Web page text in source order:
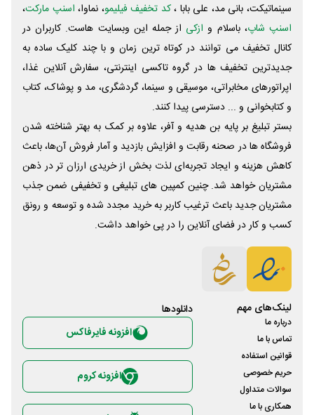
سینماتیکت، بانی مد، علی‌ بابا ،کد تخفیف فیلیمو، نماوا، اسنپ مارکت،
اسنپ شاپ، باسلام و ازکی از جمله این وبسایت ‌هاست. کاربران در
کانال تخفیف می توانند در کوتاه ترین زمان و با چند کلیک ساده به
جدیدترین تخفیف ها در گروه تاکسی اینترنتی، سفارش آنلاین غذا،
اپراتورهای مخابراتی، موسیقی و سینما، گردشگری، مد و پوشاک، کتاب
و کتابخوانی و ... دسترسی پیدا کنند.
بستر تبلیغ بر پایه بن هدیه و آفر، علاوه بر کمک به بهتر شناخته شدن
فروشگاه ها در صحنه رقابت و افزایش بازدید و آمار فروش آن‌ها، باعث
کاهش هزینه و ایجاد تجربه‌ای لذت بخش از خریدی ارزان تر در ذهن
مشتریان خواهد شد. چنین کمپین های تبلیغی و تخفیفی ضمن جذب
مشتریان جدید باعث ترغیب کاربر به خرید مجدد شده و توسعه و رونق
کسب و کار در فضای آنلاین را در پی خواهد داشت.
لینک‌های مهم
درباره ما
تماس با ما
قوانین استفاده
حریم خصوصی
سوالات متداول
همکاری با ما
دانلود‌ها
افزونه فایرفاکس
افزونه کروم